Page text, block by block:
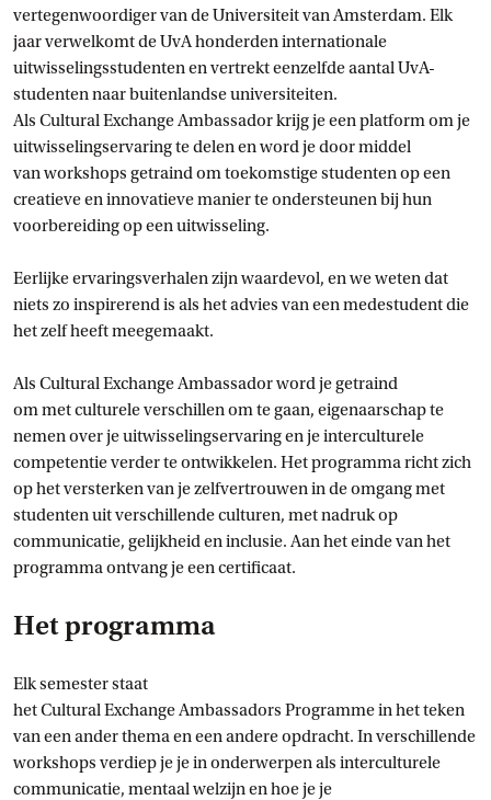
vertegenwoordiger van de Universiteit van Amsterdam. Elk
jaar verwelkomt de UvA honderden internationale
uitwisselingsstudenten en vertrekt eenzelfde aantal UvA-
studenten naar buitenlandse universiteiten.
Als Cultural Exchange Ambassador krijg je een platform om je
uitwisselingservaring te delen en word je door middel
van workshops getraind om toekomstige studenten op een
creatieve en innovatieve manier te ondersteunen bij hun
voorbereiding op een uitwisseling.
Eerlijke ervaringsverhalen zijn waardevol, en we weten dat
niets zo inspirerend is als het advies van een medestudent die
het zelf heeft meegemaakt.
Als Cultural Exchange Ambassador word je getraind
om met culturele verschillen om te gaan, eigenaarschap te
nemen over je uitwisselingservaring en je interculturele
competentie verder te ontwikkelen. Het programma richt zich
op het versterken van je zelfvertrouwen in de omgang met
studenten uit verschillende culturen, met nadruk op
communicatie, gelijkheid en inclusie. Aan het einde van het
programma ontvang je een certificaat.
Het programma
Elk semester staat
het Cultural Exchange Ambassadors Programme in het teken
van een ander thema en een andere opdracht. In verschillende
workshops verdiep je je in onderwerpen als interculturele
communicatie, mentaal welzijn en hoe je je